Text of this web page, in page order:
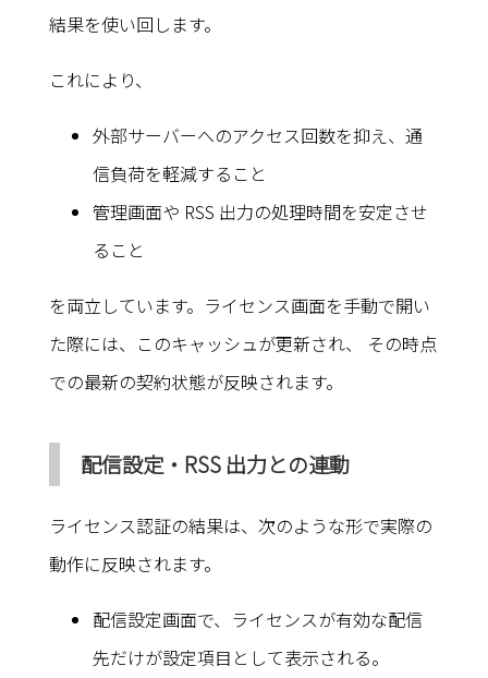
結果を使い回します。
これにより、
外部サーバーへのアクセス回数を抑え、通
信負荷を軽減すること
管理画面や RSS 出力の処理時間を安定させ
ること
を両立しています。ライセンス画面を手動で開い
た際には、このキャッシュが更新され、 その時点
での最新の契約状態が反映されます。
配信設定・RSS 出力との連動
ライセンス認証の結果は、次のような形で実際の
動作に反映されます。
配信設定画面で、ライセンスが有効な配信
先だけが設定項目として表示される。